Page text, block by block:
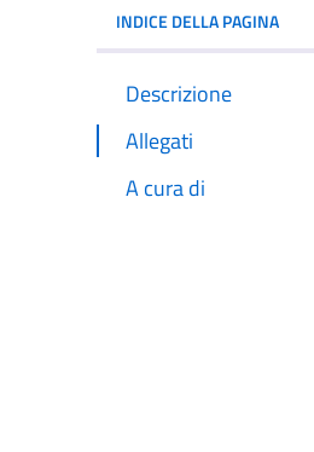
INDICE DELLA PAGINA
Descrizione
Allegati
A cura di